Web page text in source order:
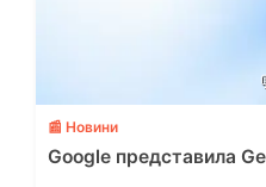
📰 Новини
Google представила